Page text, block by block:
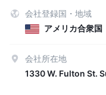
会社登録国・地域
アメリカ合衆国
会社所在地
1330 W. Fulton St.